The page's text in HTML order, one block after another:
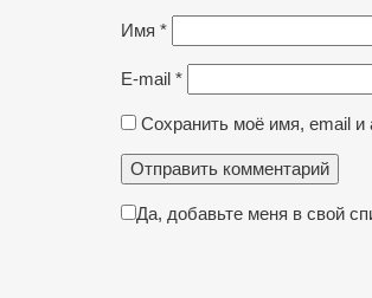
Имя *
E-mail *
Сохранить моё имя, email
Да, добавьте меня в свой